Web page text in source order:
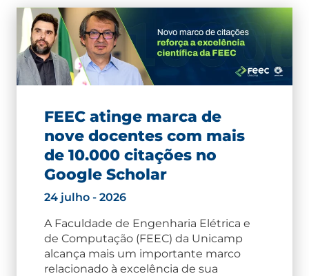
FEEC atinge marca de
nove docentes com mais
de 10.000 citações no
Google Scholar
24 julho - 2026
A Faculdade de Engenharia Elétrica e
de Computação (FEEC) da Unicamp
alcança mais um importante marco
relacionado à excelência de sua